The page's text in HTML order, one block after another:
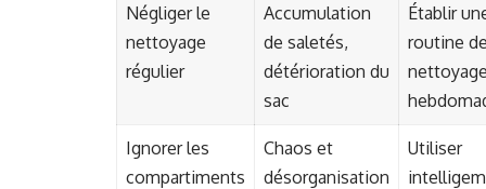
Négliger le
nettoyage
régulier
Accumulation
de saletés,
détérioration du
sac
Établir
routine
Ignorer les
compartiments
Chaos et
désorganisation
Utiliser